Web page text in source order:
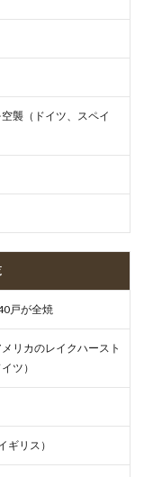
襲（ドイツ、スペイ
戸が全焼
リカのレイクハースト
ツ）
ギリス）